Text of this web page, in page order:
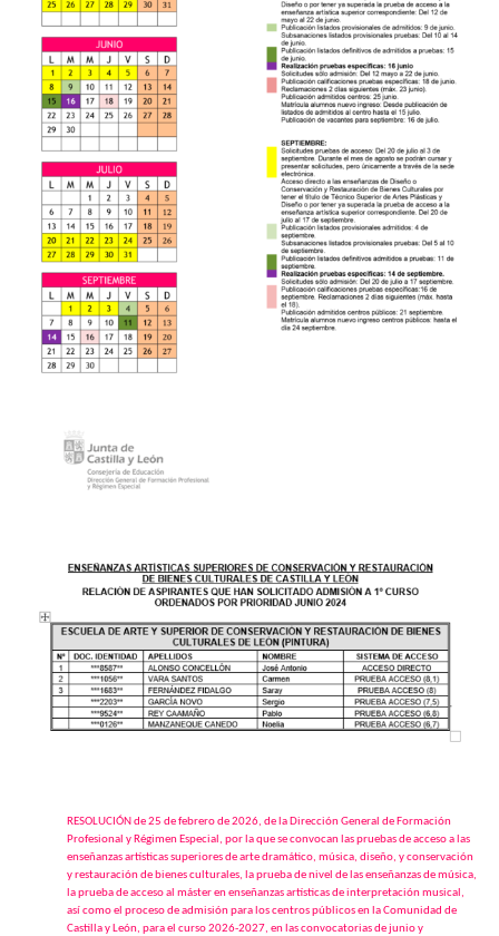
RESOLUCIÓN de 25 de febrero de 2026, de la Dirección General de Formación
Profesional y Régimen Especial, por la que se convocan las pruebas de acceso a las
enseñanzas artísticas superiores de arte dramático, música, diseño, y conservación
y restauración de bienes culturales, la prueba de nivel de las enseñanzas de música,
la prueba de acceso al máster en enseñanzas artísticas de interpretación musical,
así como el proceso de admisión para los centros públicos en la Comunidad de
Castilla y León, para el curso 2026-2027, en las convocatorias de junio y